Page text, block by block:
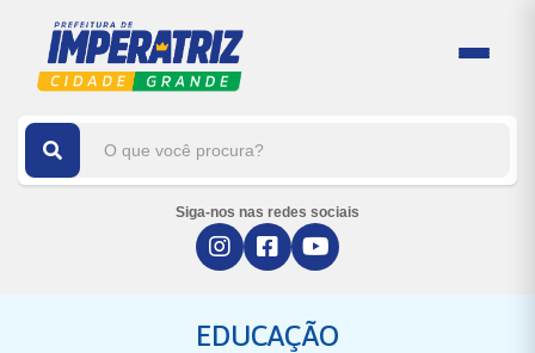
Siga-nos nas redes sociais
EDUCAÇÃO